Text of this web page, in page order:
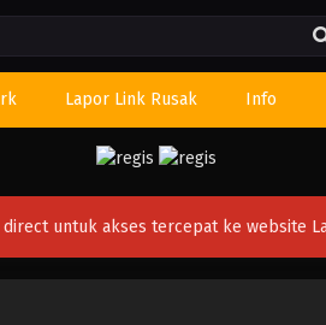
Lapor Link Rusak Info
direct untuk akses tercepat ke website